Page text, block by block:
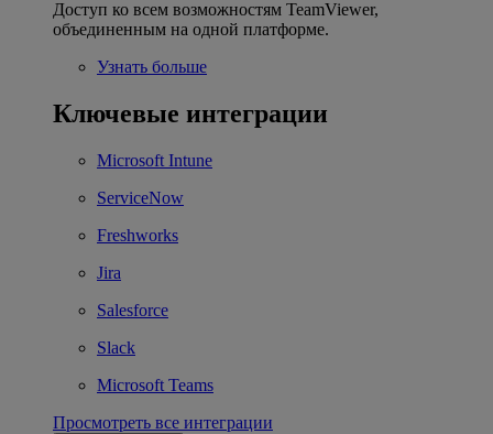
Доступ ко всем возможностям TeamViewer,
объединенным на одной платформе.
Узнать больше
Ключевые интеграции
Microsoft Intune
ServiceNow
Freshworks
Jira
Salesforce
Slack
Microsoft Teams
Просмотреть все интеграции